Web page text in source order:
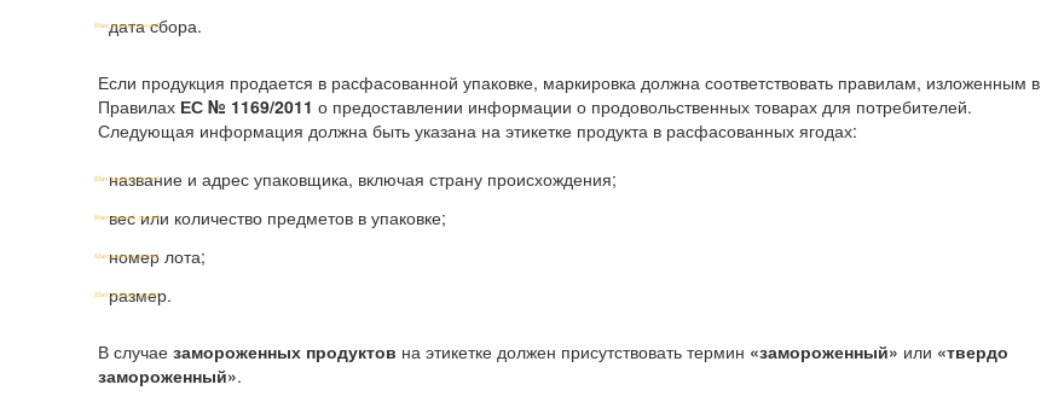
дата сбора.
Если продукция продается в расфасованной упаковке, маркировка должна соответствовать правилам, изложенным в
Правилах ЕС № 1169/2011 о предоставлении информации о продовольственных товарах для потребителей.
Следующая информация должна быть указана на этикетке продукта в расфасованных ягодах:
название и адрес упаковщика, включая страну происхождения;
вес или количество предметов в упаковке;
номер лота;
размер.
В случаезамороженных продуктов на этикетке должен присутствовать термин «замороженный» или «твердо
замороженный».